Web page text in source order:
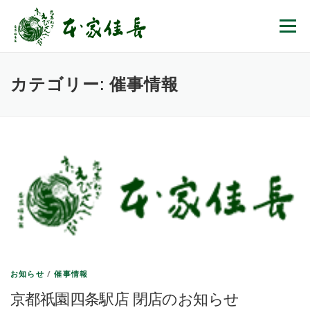
コンテンツへスキップ
メニュー
カテゴリー: 催事情報
お知らせ /催事情報
京都祇園四条駅店 閉店のお知らせ